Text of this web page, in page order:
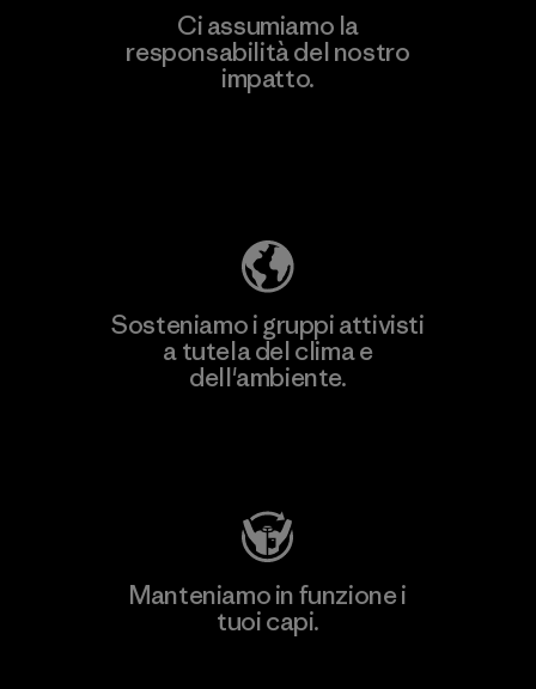
Scopri di più
Ci assumiamo la
responsabilità del nostro
impatto.
Sosteniamo i gruppi attivisti
a tutela del clima e
dell'ambiente.
Manteniamo in funzione i
tuoi capi.